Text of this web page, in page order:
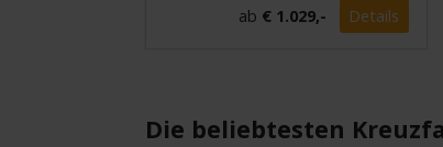
ab € 1.029,- Details
Die beliebtesten